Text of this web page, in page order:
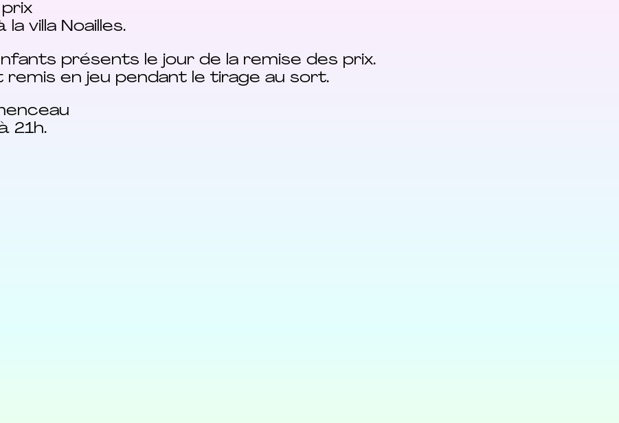
villa Noailles.
présents le jour de la remise des prix.
en jeu pendant le tirage au sort.
21h.